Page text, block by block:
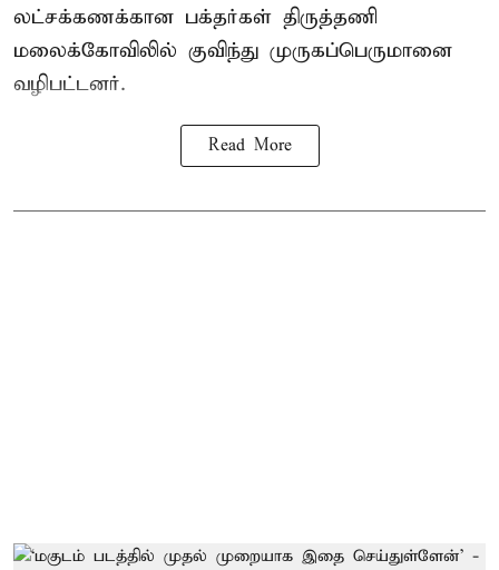
லட்சக்கணக்கான பக்தர்கள் திருத்தணி
மலைக்கோவிலில் குவிந்து முருகப்பெருமானை
வழிபட்டனர்.
Read More